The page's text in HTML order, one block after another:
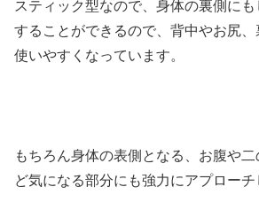
スティック型なので、身体の裏側に
することができるので、背中やお尻
使いやすくなっています。
もちろん身体の表側となる、お腹や
ど気になる部分にも強力にアプローチ